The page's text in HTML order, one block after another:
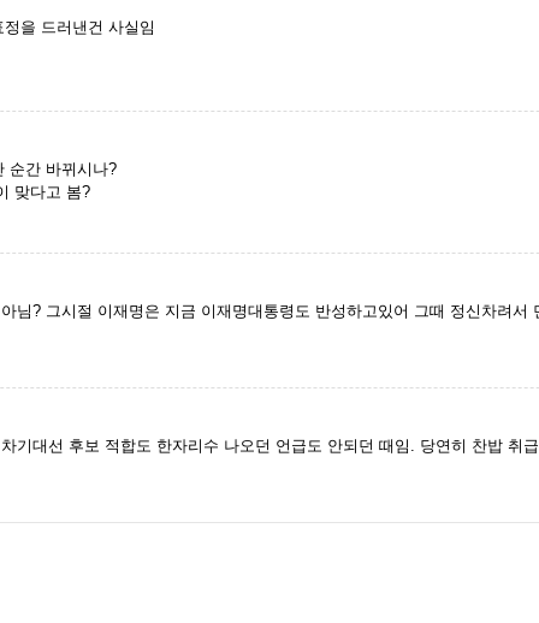
을 드러낸건 사실임
순간 바뀌시나?
맞다고 봄?
님? 그시절 이재명은 지금 이재명대통령도 반성하고있어 그때 정신차려서
기대선 후보 적합도 한자리수 나오던 언급도 안되던 때임. 당연히 찬밥 취